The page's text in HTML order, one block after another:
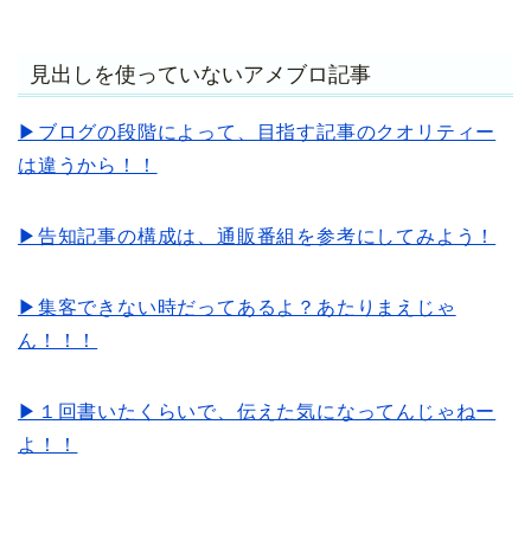
見出しを使っていないアメブロ記事
▶ブログの段階によって、目指す記事のクオリティー
は違うから！！
▶告知記事の構成は、通販番組を参考にしてみよう！
▶集客できない時だってあるよ？あたりまえじゃ
ん！！！
▶１回書いたくらいで、伝えた気になってんじゃねー
よ！！